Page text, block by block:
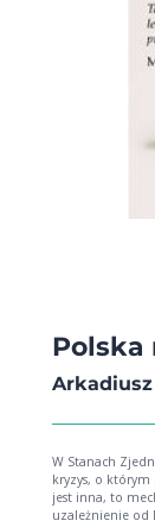
Polska
W Stanach
kryzys, o którym
jest inna, to
uzależnienie od